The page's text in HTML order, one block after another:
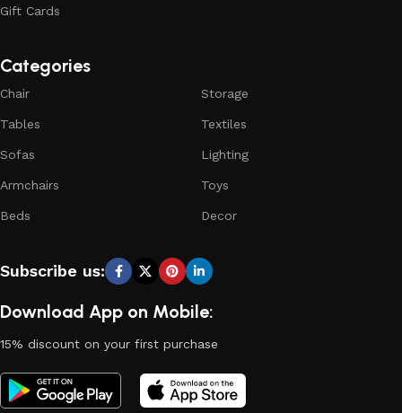
Gift Cards
Categories
Chair
Tables
Sofas
Armchairs
Beds
Storage
Textiles
Lighting
Toys
Decor
Subscribe us:
Download App on Mobile:
15% discount on your first purchase